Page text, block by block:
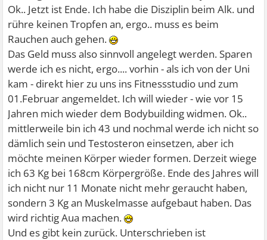
Ok.. Jetzt ist Ende. Ich habe die Disziplin beim Alk. und
rühre keinen Tropfen an, ergo.. muss es beim
Rauchen auch gehen.
Das Geld muss also sinnvoll angelegt werden. Sparen
werde ich es nicht, ergo.... vorhin - als ich von der Uni
kam - direkt hier zu uns ins Fitnessstudio und zum
01.Februar angemeldet. Ich will wieder - wie vor 15
Jahren mich wieder dem Bodybuilding widmen. Ok..
mittlerweile bin ich 43 und nochmal werde ich nicht so
dämlich sein und Testosteron einsetzen, aber ich
möchte meinen Körper wieder formen. Derzeit wiege
ich 63 Kg bei 168cm Körpergröße. Ende des Jahres will
ich nicht nur 11 Monate nicht mehr geraucht haben,
sondern 3 Kg an Muskelmasse aufgebaut haben. Das
wird richtig Aua machen.
Und es gibt kein zurück. Unterschrieben ist